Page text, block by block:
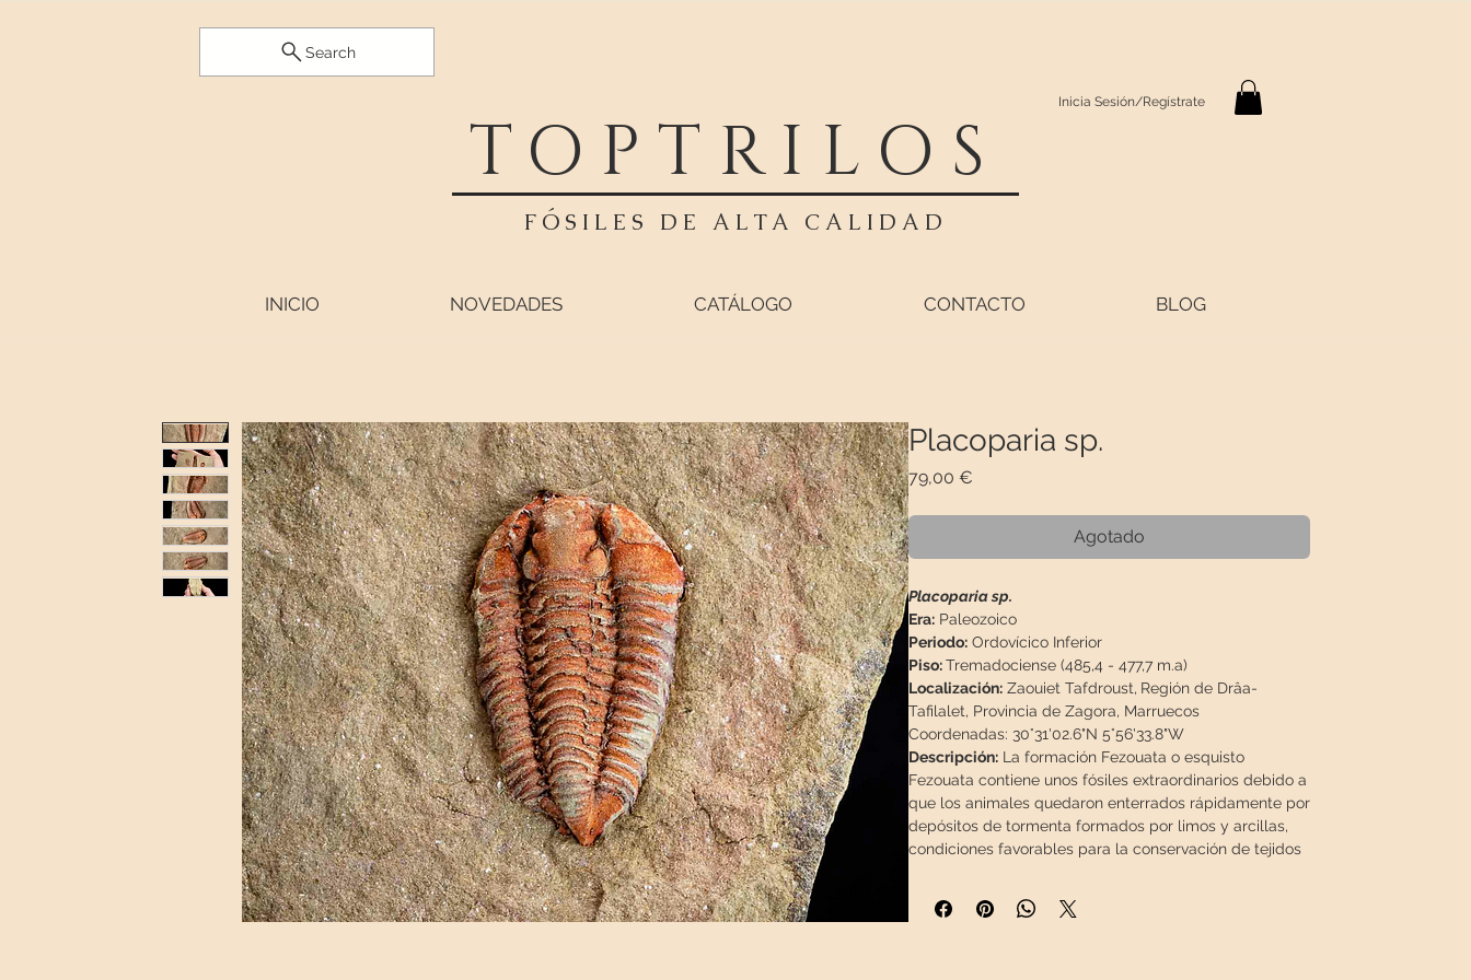
Search
TOPTRILOS
FÓSILES DE ALTA CALIDAD
Inicia Sesión/Regístrate
INICIO NOVEDADES CATÁLOGO CONTACTO BLOG
Placoparia sp.
79,00 €Precio
Agotado
Placoparia sp.
Era:Paleozoico
Periodo:Ordovícico Inferior
Piso:Tremadociense (485,4 - 477,7 m.a)
Localización:Zaouiet Tafdroust, Región de Drâa-
Tafilalet, Provincia de Zagora, Marruecos
Coordenadas: 30°31'02.6"N 5°56'33.8"W
Descripción:La formación Fezouata o esquisto
Fezouata contiene unos fósiles extraordinarios debido a
que los animales quedaron enterrados rápidamente por
depósitos de tormenta formados por limos y arcillas,
condiciones favorables para la conservación de tejidos
mezcla de óxidos e hidróxidos de hierro, de ahí su color
rojo anaranjado)